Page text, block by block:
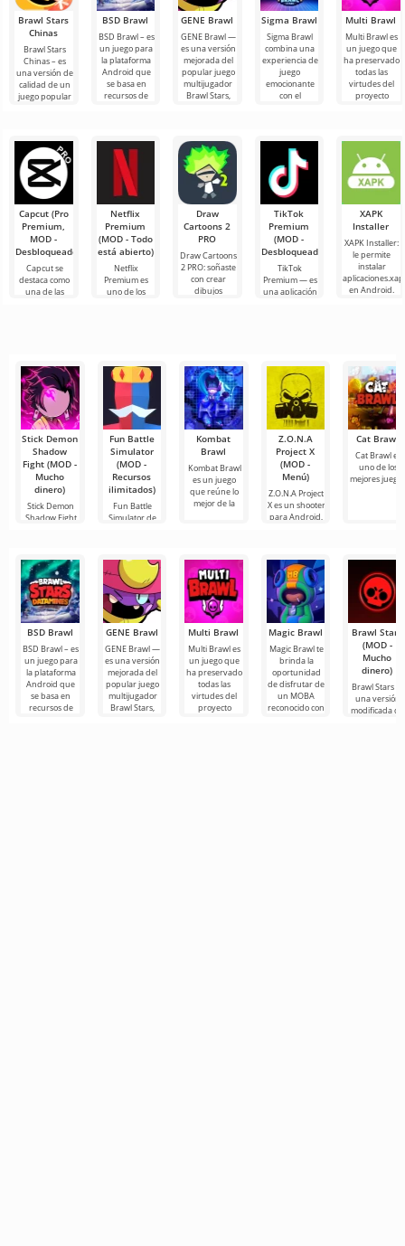
Brawl Stars
Chinas
Brawl Stars
Chinas – es
una versión de
calidad de un
juego popular
BSD Brawl
BSD Brawl – es
un juego para
la plataforma
Android que
se basa en
recursos de
GENE Brawl
GENE Brawl —
es una versión
mejorada del
popular juego
multijugador
Brawl Stars,
Sigma Brawl
Sigma Brawl
combina una
experiencia de
juego
emocionante
con el
Multi Brawl
Multi Brawl es
un juego que
ha preservado
todas las
virtudes del
proyecto
Capcut (Pro
Premium,
MOD -
Desbloqueado)
Capcut se
destaca como
una de las
Netflix
Premium
(MOD - Todo
está abierto)
Netflix
Premium es
uno de los
Draw
Cartoons 2
PRO
Draw Cartoons
2 PRO: soñaste
con crear
dibujos
TikTok
Premium
(MOD -
Desbloqueado)
TikTok
Premium — es
una aplicación
XAPK
Installer
XAPK Installer:
le permite
instalar
en Android.
Stick Demon
Shadow
Fight (MOD -
Mucho
dinero)
Stick Demon
Shadow Fight
Fun Battle
Simulator
(MOD -
Recursos
ilimitados)
Fun Battle
Simulator de
Kombat
Brawl
Kombat Brawl
es un juego
que reúne lo
mejor de la
Z.O.N.A
Project X
(MOD -
Menú)
Z.O.N.A Project
X es un shooter
para Android,
Cat Brawl
Cat Brawl es
uno de los
mejores
BSD Brawl
BSD Brawl – es
un juego para
la plataforma
Android que
se basa en
recursos de
GENE Brawl
GENE Brawl —
es una versión
mejorada del
popular juego
multijugador
Brawl Stars,
Multi Brawl
Multi Brawl es
un juego que
ha preservado
todas las
virtudes del
proyecto
Magic Brawl
Magic Brawl te
brinda la
oportunidad
de disfrutar de
un MOBA
reconocido con
Brawl Stars
(MOD -
Mucho
dinero)
Brawl Stars es
una versión
modificada del